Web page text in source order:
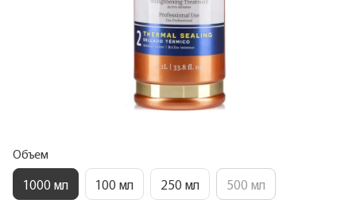
Объем
1000 мл 100 мл 250 мл 500 мл